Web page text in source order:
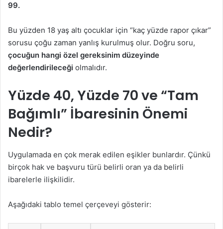
99.
Bu yüzden 18 yaş altı çocuklar için “kaç yüzde rapor çıkar”
sorusu çoğu zaman yanlış kurulmuş olur. Doğru soru,
çocuğun hangi özel gereksinim düzeyinde
değerlendirileceği olmalıdır.
Yüzde 40, Yüzde 70 ve “Tam
Bağımlı” İbaresinin Önemi
Nedir?
Uygulamada en çok merak edilen eşikler bunlardır. Çünkü
birçok hak ve başvuru türü belirli oran ya da belirli
ibarelerle ilişkilidir.
Aşağıdaki tablo temel çerçeveyi gösterir: